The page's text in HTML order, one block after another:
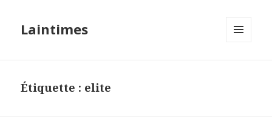
Laintimes
Étiquette : elite